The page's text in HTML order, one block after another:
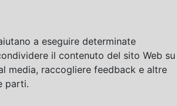
a eseguire determinate
il contenuto del sito Web su
media, raccogliere feedback e altre
parti.